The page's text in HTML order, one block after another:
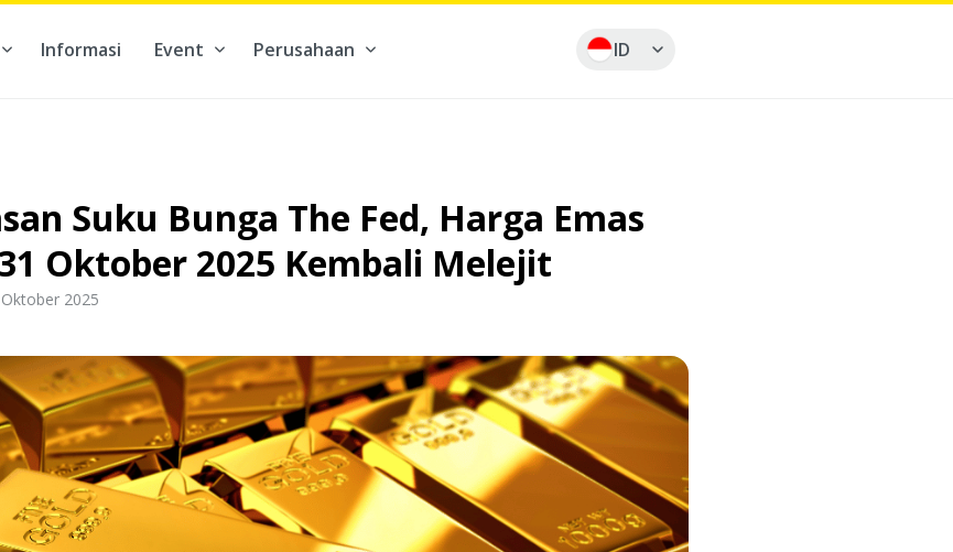
Informasi Event Perusahaan ID
Suku Bunga The Fed, Harga Emas
Oktober 2025 Kembali Melejit
2025